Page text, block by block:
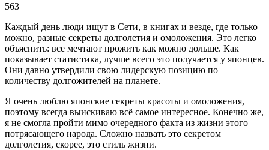
563
Каждый день люди ищут в Сети, в книгах и везде, где только
можно, разные секреты долголетия и омоложения. Это легко
объяснить: все мечтают прожить как можно дольше. Как
показывает статистика, лучше всего это получается у японцев.
Они давно утвердили свою лидерскую позицию по
количеству долгожителей на планете.
Я очень люблю японские секреты красоты и омоложения,
поэтому всегда выискиваю всё самое интересное. Конечно же,
я не смогла пройти мимо очередного факта из жизни этого
потрясающего народа. Сложно назвать это секретом
долголетия, скорее, это стиль жизни.